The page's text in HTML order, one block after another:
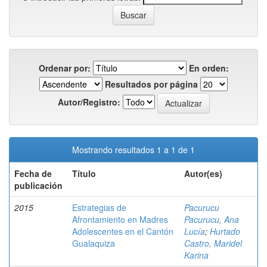
Ordenar por:
En orden:
Resultados por página
Autor/Registro:
Mostrando resultados 1 a 1 de 1
Fecha de
publicación
Título Autor(es)
2015
Estrategias de
Afrontamiento en Madres
Adolescentes en el Cantón
Gualaquiza
Pacurucu
Pacurucu, Ana
Lucía; Hurtado
Castro, Maridel
Karina